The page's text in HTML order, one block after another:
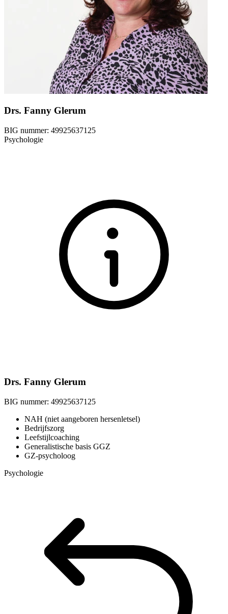
Drs. Fanny Glerum
BIG nummer: 49925637125
Psychologie
Drs. Fanny Glerum
BIG nummer: 49925637125
NAH (niet aangeboren hersenletsel)
Bedrijfszorg
Leefstijlcoaching
Generalistische basis GGZ
GZ-psycholoog
Psychologie